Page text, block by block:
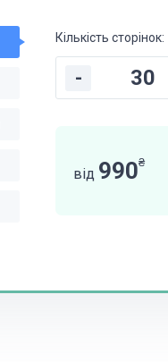
Кількість сторінок:
-
від 990₴